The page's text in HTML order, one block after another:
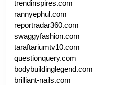
trendinspires.com
rannyephul.com
reportradar360.com
swaggyfashion.com
taraftariumtv10.com
questionquery.com
bodybuildinglegend.com
brilliant-nails.com